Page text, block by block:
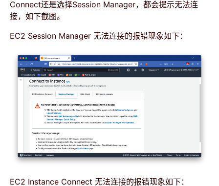
Connect还是选择Session Manager，都会提示无法连
接，如下截图。
EC2 Session Manager 无法连接的报错现象如下：
EC2 Instance Connect 无法连接的报错现象如下：